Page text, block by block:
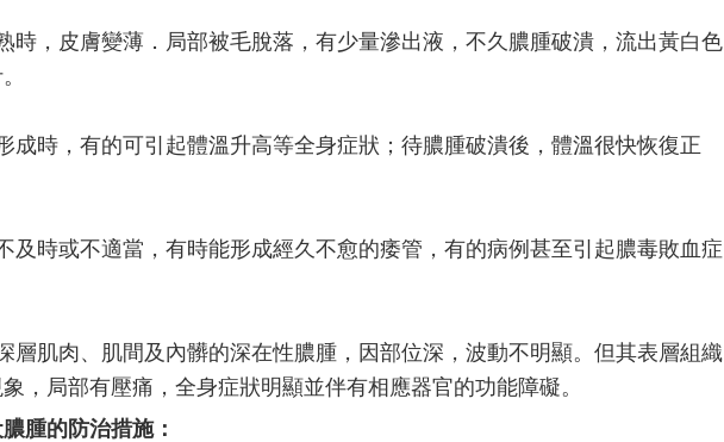
時，皮膚變薄．局部被毛脫落，有少量滲出液，不久膿腫破潰，流出黃白色
成時，有的可引起體溫升高等全身症狀；待膿腫破潰後，體溫很快恢復正
及時或不適當，有時能形成經久不愈的痿管，有的病例甚至引起膿毒敗血症
層肌肉、肌間及內髒的深在性膿腫，因部位深，波動不明顯。但其表層組織
，局部有壓痛，全身症狀明顯並伴有相應器官的功能障礙。
腫的防治措施：